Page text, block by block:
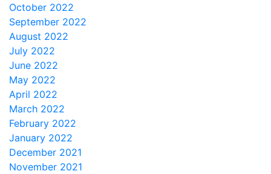
October 2022
September 2022
August 2022
July 2022
June 2022
May 2022
April 2022
March 2022
February 2022
January 2022
December 2021
November 2021